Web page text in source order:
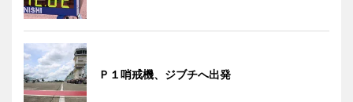
Ｐ１哨戒機、ジブチへ出発